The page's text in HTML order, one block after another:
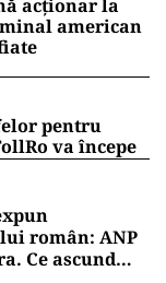
acționar la
american
pentru
va începe
român: ANP
Ce ascund